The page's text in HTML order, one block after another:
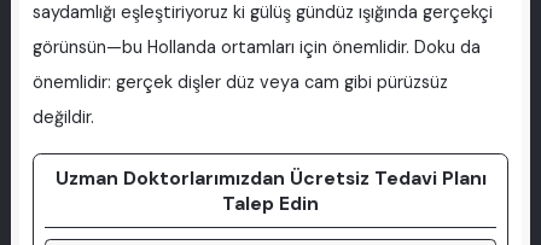
saydamlığı eşleştiriyoruz ki gülüş gündüz ışığında gerçekçi
görünsün—bu Hollanda ortamları için önemlidir. Doku da
önemlidir: gerçek dişler düz veya cam gibi pürüzsüz
değildir.
Uzman Doktorlarımızdan Ücretsiz Tedavi Planı
Talep Edin